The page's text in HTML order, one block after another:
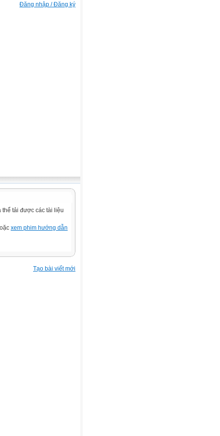
Đăng nhập / Đăng ký
thể tải được các tài liệu
xem phim hướng dẫn
Tạo bài viết mới